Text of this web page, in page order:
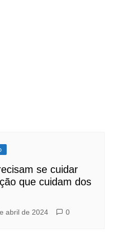
se cuidar
que cuidam dos
abril de 2024 0